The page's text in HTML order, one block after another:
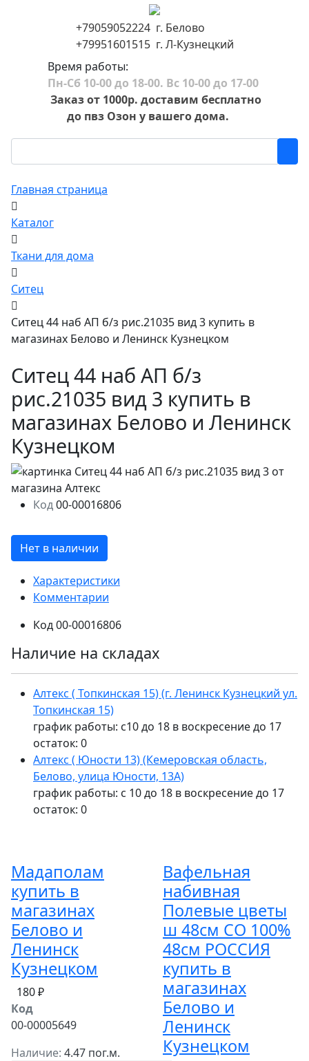
+79059052224 г. Белово
+79951601515 г. Л-Кузнецкий
Время работы:
Пн-Сб 10-00 до 18-00. Вс 10-00 до 17-00
Заказ от 1000р. доставим бесплатно
до пвз Озон у вашего дома.
Главная страница
Каталог
Ткани для дома
Ситец
Ситец 44 наб АП б/з рис.21035 вид 3 купить в
магазинах Белово и Ленинск Кузнецком
Ситец 44 наб АП б/з
рис.21035 вид 3 купить в
магазинах Белово и Ленинск
Кузнецком
Код00-00016806
Нет в наличии
Характеристики
Комментарии
Код00-00016806
Наличие на складах
Алтекс ( Топкинская 15) (г. Ленинск Кузнецкий ул.
Топкинская 15)
график работы: с10 до 18 в воскресение до 17
остаток: 0
Алтекс ( Юности 13) (Кемеровская область,
Белово, улица Юности, 13А)
график работы: с 10 до 18 в воскресение до 17
остаток: 0
Мадаполам
купить в
магазинах
Белово и
Ленинск
Кузнецком
180 ₽
Код
00-00005649
Наличие: 4.47 пог.м.
Вафельная
набивная
Полевые цветы
ш 48см СО 100%
48см РОССИЯ
купить в
магазинах
Белово и
Ленинск
Кузнецком